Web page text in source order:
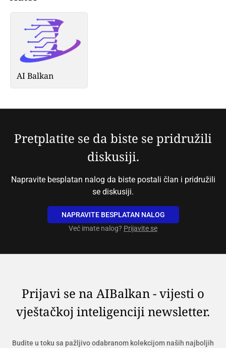
AI Balkan
Pretplatite se da biste se pridružili
diskusiji.
Napravite besplatan nalog da biste postali član i pridružili
se diskusiji.
NAPRAVITE BESPLATAN NALOG
Već imate nalog? Prijavite se
Prijavi se na AIBalkan - vijesti o
vještačkoj inteligenciji newsletter.
Budite u toku sa pažljivo odabranom kolekcijom naših najboljih